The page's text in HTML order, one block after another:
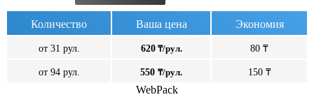
Количество Ваша цена Экономия
от 31 рул. 620₸/рул. 80 ₸
от 94 рул. 550 ₸/рул. 150 ₸
WebPack